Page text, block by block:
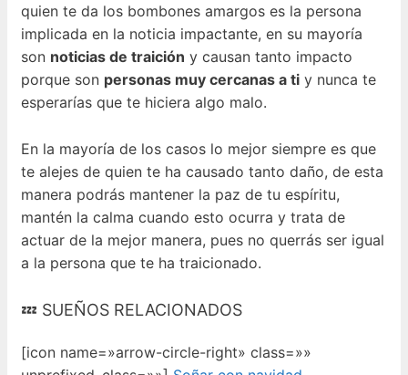
quien te da los bombones amargos es la persona
implicada en la noticia impactante, en su mayoría
son noticias de traición y causan tanto impacto
porque son personas muy cercanas a ti y nunca te
esperarías que te hiciera algo malo.
En la mayoría de los casos lo mejor siempre es que
te alejes de quien te ha causado tanto daño, de esta
manera podrás mantener la paz de tu espíritu,
mantén la calma cuando esto ocurra y trata de
actuar de la mejor manera, pues no querrás ser igual
a la persona que te ha traicionado.
💤 SUEÑOS RELACIONADOS
[icon name=»arrow-circle-right» class=»»